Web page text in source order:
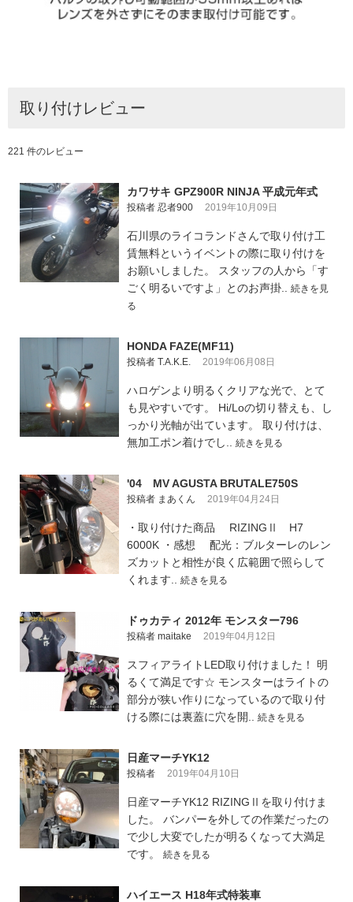
取り付けレビュー
221 件のレビュー
カワサキ GPZ900R NINJA 平成元年式
投稿者 忍者900 2019年10月09日
石川県のライコランドさんで取り付け工
賃無料というイベントの際に取り付けを
お願いしました。 スタッフの人から「す
ごく明るいですよ」とのお声掛.. 続きを見
る
HONDA FAZE(MF11)
投稿者 T.A.K.E. 2019年06月08日
ハロゲンより明るくクリアな光で、とて
も見やすいです。 Hi/Loの切り替えも、し
っかり光軸が出ています。 取り付けは、
無加工ポン着けでし.. 続きを見る
'04 MV AGUSTA BRUTALE750S
投稿者 まあくん 2019年04月24日
・取り付けた商品 RIZINGⅡ H7
6000K ・感想 配光：ブルターレのレン
ズカットと相性が良く広範囲で照らして
くれます.. 続きを見る
ドゥカティ 2012年 モンスター796
投稿者 maitake 2019年04月12日
スフィアライトLED取り付けました！ 明
るくて満足です☆ モンスターはライトの
部分が狭い作りになっているので取り付
ける際には裏蓋に穴を開.. 続きを見る
日産マーチYK12
投稿者 2019年04月10日
日産マーチYK12 RIZINGⅡを取り付けま
した。 バンパーを外しての作業だったの
で少し大変でしたが明るくなって大満足
です。 続きを見る
ハイエース H18年式特装車